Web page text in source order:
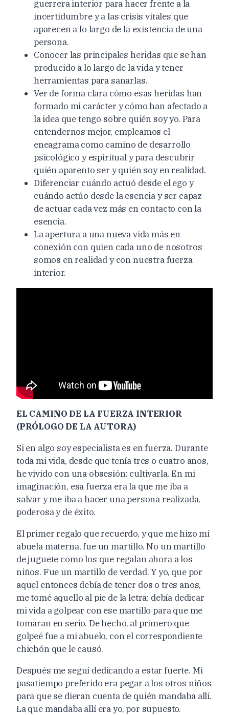
guerrera interior para hacer frente a la
incertidumbre y a las crisis vitales que
aparecen a lo largo de la existencia de una
persona.
Conocer las principales heridas que se han
producido a lo largo de la vida y tener
herramientas para sanarlas.
Ver de forma clara cómo esas heridas han
formado mi carácter y cómo han afectado a
la idea que tengo sobre quién soy yo. Para
entendernos mejor, empleamos el
eneagrama como camino de desarrollo
psicológico y espiritual y para descubrir
quién aparento ser y quién soy en realidad.
Diferenciar cuándo actuó desde el ego y
cuándo actúo desde la esencia y ser capaz
de actuar cada vez más en contacto con la
esencia.
La apertura a una nueva vida más en
conexión con quien cada uno de nosotros
somos en realidad y con nuestra fuerza
interior.
EL CAMINO DE LA FUERZA INTERIOR
(PRÓLOGO DE LA AUTORA)
Si en algo soy especialista es en fuerza. Durante
toda mi vida, desde que tenía tres o cuatro años,
he vivido con una obsesión: cultivarla. En mi
imaginación, esa fuerza era la que me iba a
salvar y me iba a hacer una persona realizada,
poderosa y de éxito.
El primer regalo que recuerdo, y que me hizo mi
abuela materna, fue un martillo. No un martillo
de juguete como los que regalan ahora a los
niños. Fue un martillo de verdad. Y yo, que por
aquel entonces debía de tener dos o tres años,
me tomé aquello al pie de la letra: debía dedicar
mi vida a golpear con ese martillo para que me
tomaran en serio. De hecho, al primero que
golpeé fue a mi abuelo, con el correspondiente
chichón que le causó.
Después me seguí dedicando a estar fuerte. Mi
pasatiempo preferido era pegar a los otros niños
para que se dieran cuenta de quién mandaba allí.
La que mandaba allí era yo, por supuesto.